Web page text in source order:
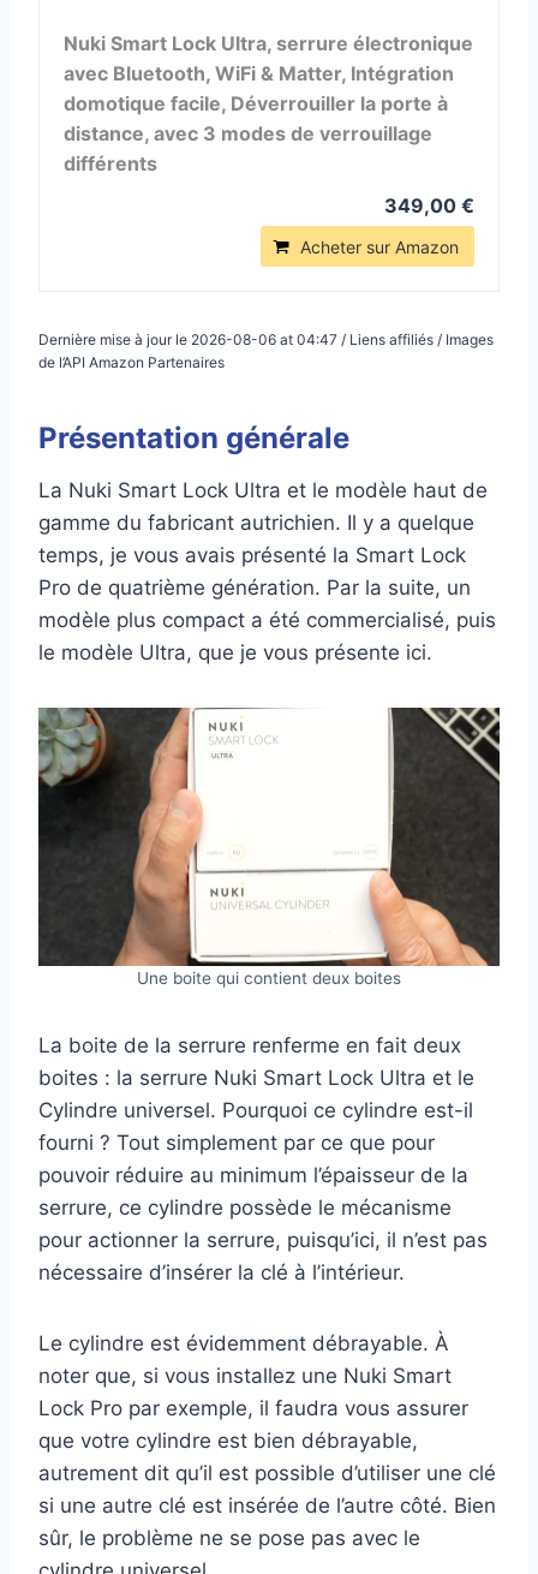
Nuki Smart Lock Ultra, serrure électronique
avec Bluetooth, WiFi & Matter, Intégration
domotique facile, Déverrouiller la porte à
distance, avec 3 modes de verrouillage
différents
349,00 €
Acheter sur Amazon
Dernière mise à jour le 2026-08-06 at 04:47 / Liens affiliés / Images
de l’API Amazon Partenaires
Présentation générale
La Nuki Smart Lock Ultra et le modèle haut de
gamme du fabricant autrichien. Il y a quelque
temps, je vous avais présenté la Smart Lock
Pro de quatrième génération. Par la suite, un
modèle plus compact a été commercialisé, puis
le modèle Ultra, que je vous présente ici.
Une boite qui contient deux boites
La boite de la serrure renferme en fait deux
boites : la serrure Nuki Smart Lock Ultra et le
Cylindre universel. Pourquoi ce cylindre est-il
fourni ? Tout simplement par ce que pour
pouvoir réduire au minimum l’épaisseur de la
serrure, ce cylindre possède le mécanisme
pour actionner la serrure, puisqu’ici, il n’est pas
nécessaire d’insérer la clé à l’intérieur.
Le cylindre est évidemment débrayable. À
noter que, si vous installez une Nuki Smart
Lock Pro par exemple, il faudra vous assurer
que votre cylindre est bien débrayable,
autrement dit qu’il est possible d’utiliser une clé
si une autre clé est insérée de l’autre côté. Bien
sûr, le problème ne se pose pas avec le